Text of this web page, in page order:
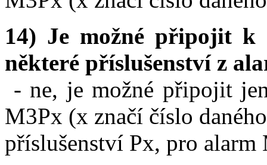
14) Je možné připojit
některé příslušenství z
- ne, je možné připojit
M3Px (x značí číslo
příslušenství Px, pro